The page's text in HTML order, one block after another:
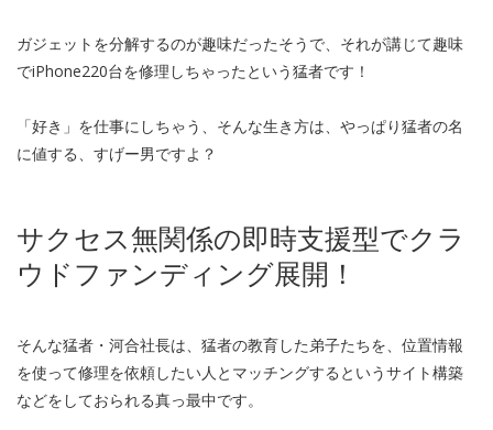
ガジェットを分解するのが趣味だったそうで、それが講じて趣味
でiPhone220台を修理しちゃったという猛者です！
「好き」を仕事にしちゃう、そんな生き方は、やっぱり猛者の名
に値する、すげー男ですよ？
サクセス無関係の即時支援型でクラ
ウドファンディング展開！
そんな猛者・河合社長は、猛者の教育した弟子たちを、位置情報
を使って修理を依頼したい人とマッチングするというサイト構築
などをしておられる真っ最中です。